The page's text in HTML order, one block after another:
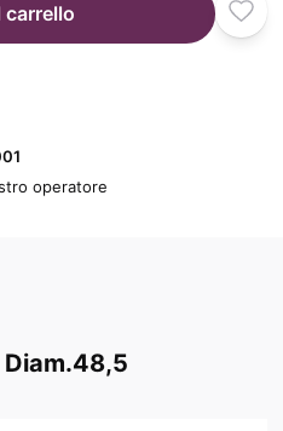
operatore
Diam.48,5